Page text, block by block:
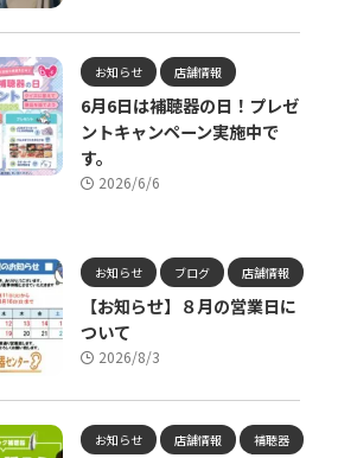
お知らせ 店舗情報
6月6日は補聴器の日！プレゼ
ントキャンペーン実施中で
す。
2026/6/6
お知らせ ブログ 店舗情報
【お知らせ】８月の営業日に
ついて
2026/8/3
お知らせ 店舗情報 補聴器